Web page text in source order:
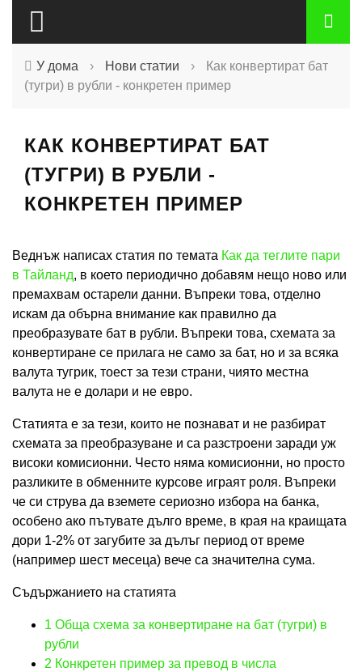
У дома › Нови статии ›
Как конвертират бат
(тугри) в рубли - конкретен пример
КАК КОНВЕРТИРАТ БАТ
(ТУГРИ) В РУБЛИ -
КОНКРЕТЕН ПРИМЕР
Веднъж написах статия по темата Как да теглите пари
в Тайланд, в което периодично добавям нещо ново или
премахвам остарели данни. Въпреки това, отделно
искам да обърна внимание как правилно да
преобразувате бат в рубли. Въпреки това, схемата за
конвертиране се прилага не само за бат, но и за всяка
валута тугрик, тоест за тези страни, чиято местна
валута не е долари и не евро.
Статията е за тези, които не познават и не разбират
схемата за преобразуване и са разстроени заради уж
високи комисионни. Често няма комисионни, но просто
разликите в обменните курсове играят роля. Въпреки
че си струва да вземете сериозно избора на банка,
особено ако пътувате дълго време, в края на краищата
дори 1-2% от загубите за дълъг период от време
(например шест месеца) вече са значителна сума.
Съдържанието на статията
1 Обща схема за конвертиране на бат (тугри) в
рубли
2 Конкретен пример за превод в числа